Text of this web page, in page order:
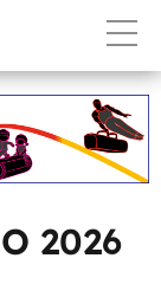
2026